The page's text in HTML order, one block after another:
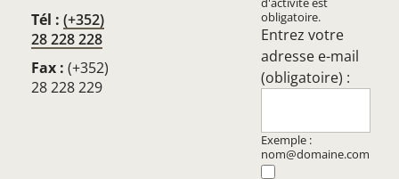
Tél : (+352)
28 228 228
Fax : (+352)
28 228 229
obligatoire.
Entrez votre
adresse e-mail
(obligatoire) :
Exemple :
nom@domaine.com